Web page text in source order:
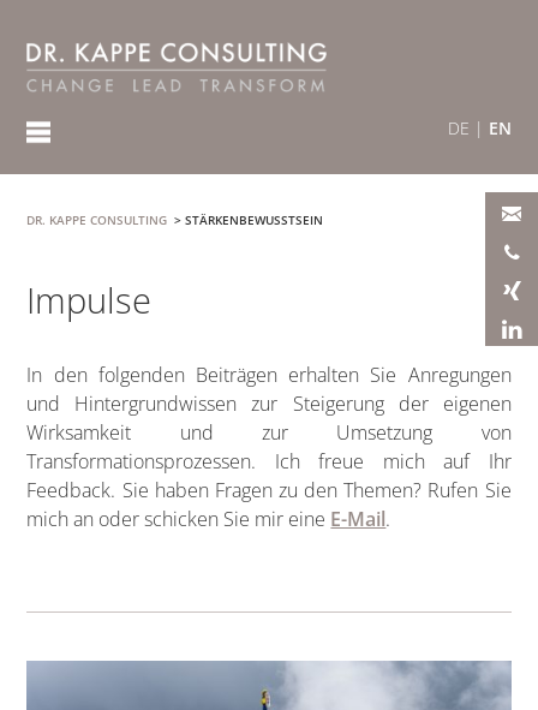
DE | EN
DR. KAPPE CONSULTING >STÄRKENBEWUSSTSEIN
Impulse
In den folgenden Beiträgen erhalten Sie Anregungen
und Hintergrundwissen zur Steigerung der eigenen
Wirksamkeit und zur Umsetzung von
Transformationsprozessen. Ich freue mich auf Ihr
Feedback. Sie haben Fragen zu den Themen? Rufen Sie
mich an oder schicken Sie mir eine E-Mail.